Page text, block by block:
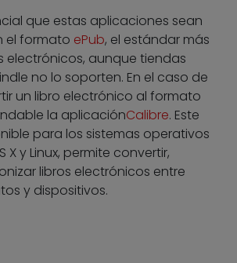
que estas aplicaciones sean
el formato ePub, el estándar más
electrónicos, aunque tiendas
no lo soporten. En el caso de
un libro electrónico al formato
la aplicaciónCalibre. Este
para los sistemas operativos
X y Linux, permite convertir,
libros electrónicos entre
y dispositivos.